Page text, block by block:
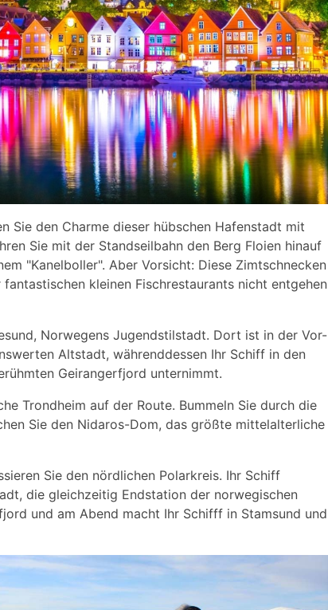
Sie den Charme dieser hübschen Hafenstadt mit
Sie mit der Standseilbahn den Berg Floien hinauf
"Kanelboller". Aber Vorsicht: Diese Zimtschnecken
kleinen Fischrestaurants nicht entgehen
Norwegens Jugendstilstadt. Dort ist in der Vor-
Altstadt, währenddessen Ihr Schiff in den
Geirangerfjord unternimmt.
Trondheim auf der Route. Bummeln Sie durch die
Sie den Nidaros-Dom, das größte mittelalterliche
Sie den nördlichen Polarkreis. Ihr Schiff
die gleichzeitig Endstation der norwegischen
und am Abend macht Ihr Schifff in Stamsund und